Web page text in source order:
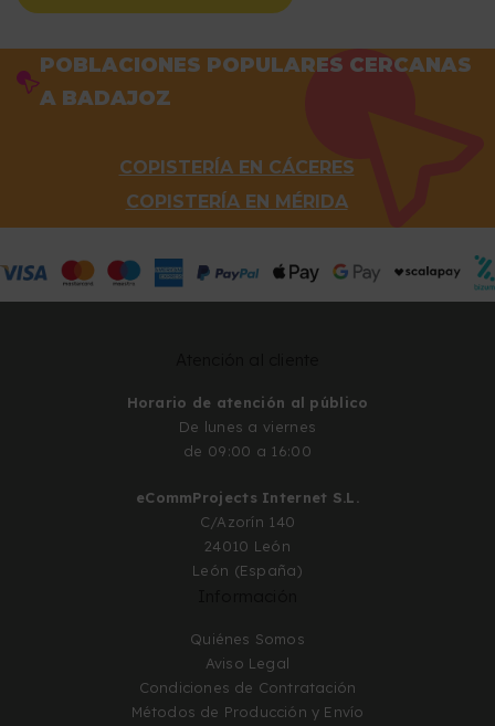
POBLACIONES POPULARES CERCANAS
A BADAJOZ
COPISTERÍA EN CÁCERES
COPISTERÍA EN MÉRIDA
Horario de atención al público
De lunes a viernes
de 09:00 a 16:00
eCommProjects Internet S.L.
C/Azorín 140
24010 León
León (España)
Quiénes Somos
Aviso Legal
Condiciones de Contratación
Métodos de Producción y Envío